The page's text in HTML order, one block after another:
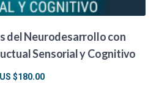
del Neurodesarrollo con
Sensorial y Cognitivo
US $180.00